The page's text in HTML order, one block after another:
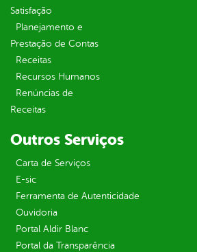
Satisfação
Planejamento e
Prestação de Contas
Receitas
Recursos Humanos
Renúncias de
Receitas
Outros Serviços
Carta de Serviços
E-sic
Ferramenta de Autenticidade
Ouvidoria
Portal Aldir Blanc
Portal da Transparência